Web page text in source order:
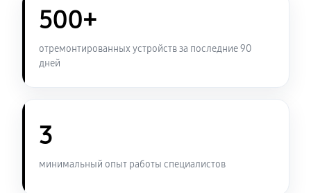
500+
отремонтированных устройств за последние 90
дней
3
минимальный опыт работы специалистов